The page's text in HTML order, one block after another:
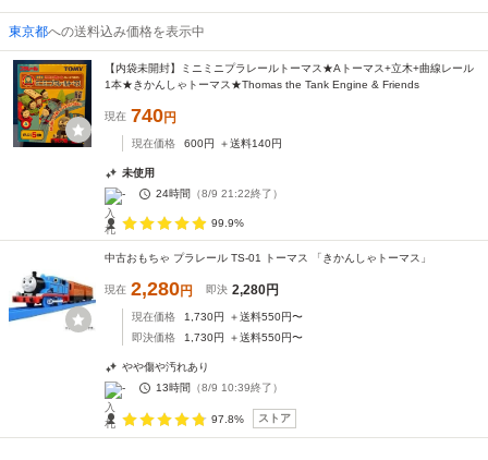
東京都への送料込み価格を表示中
【内袋未開封】ミニミニプラレールトーマス★Aトーマス+立木+曲線レール
1本★きかんしゃトーマス★Thomas the Tank Engine & Friends
現在 740円
現在価格 600円 ＋送料140円
未使用
-
24時間 （8/9 21:22終了）
99.9%
中古おもちゃ プラレール TS-01 トーマス 「きかんしゃトーマス」
現在 2,280円 即決 2,280円
現在価格 1,730円 ＋送料550円〜
即決価格
1,730円 ＋送料550円〜
やや傷や汚れあり
-
13時間 （8/9 10:39終了）
97.8% ストア